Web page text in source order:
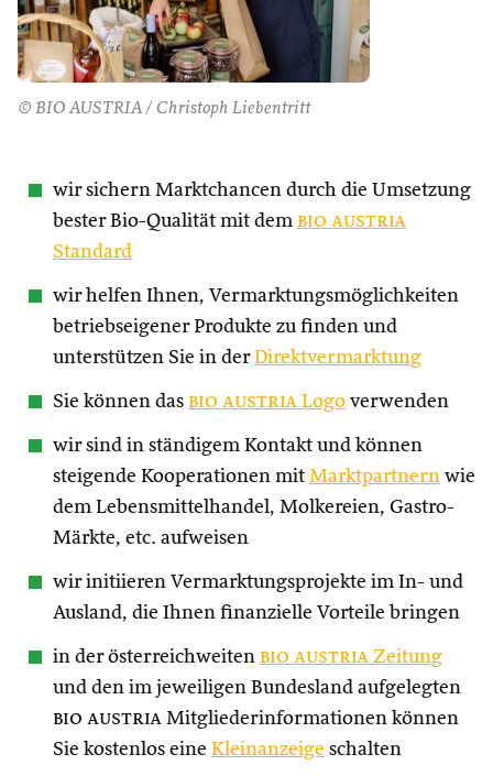
© BIO AUSTRIA / Christoph Liebentritt
wir sichern Marktchancen durch die Umsetzung
bester Bio-Qualität mit dem bio austria
Standard
wir helfen Ihnen, Vermarktungsmöglichkeiten
betriebseigener Produkte zu finden und
unterstützen Sie in derDirektvermarktung
Sie können das bio austria Logo verwenden
wir sind in ständigem Kontakt und können
steigende Kooperationen mit Marktpartnern wie
dem Lebensmittelhandel, Molkereien, Gastro-
Märkte, etc. aufweisen
wir initiieren Vermarktungsprojekte im In- und
Ausland, die Ihnen finanzielle Vorteile bringen
in der österreichweiten bio austria Zeitung
und den im jeweiligen Bundesland aufgelegten
bio austria Mitgliederinformationen können
Sie kostenlos eine Kleinanzeige schalten